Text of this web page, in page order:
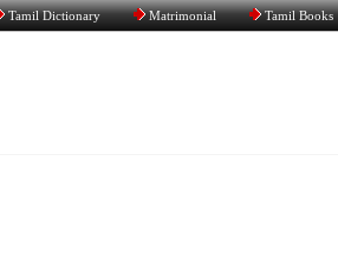
Tamil Dictionary Matrimonial Tamil Books